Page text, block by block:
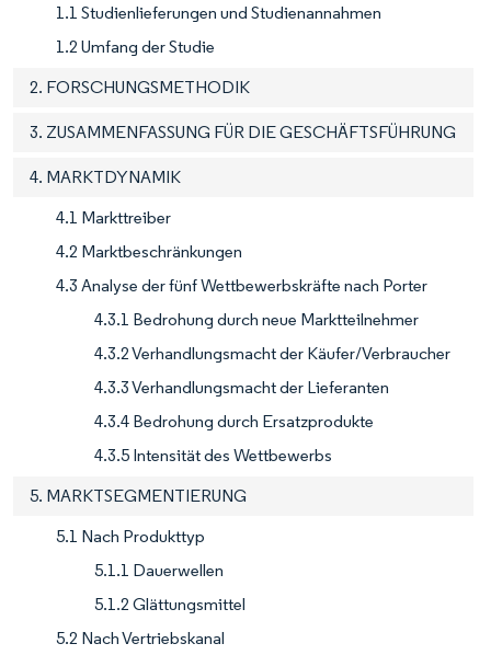
1.1 Studienlieferungen und Studienannahmen
1.2 Umfang der Studie
2. FORSCHUNGSMETHODIK
3. ZUSAMMENFASSUNG FÜR DIE GESCHÄFTSFÜHRUNG
4. MARKTDYNAMIK
4.1 Markttreiber
4.2 Marktbeschränkungen
4.3 Analyse der fünf Wettbewerbskräfte nach Porter
4.3.1 Bedrohung durch neue Marktteilnehmer
4.3.2 Verhandlungsmacht der Käufer/Verbraucher
4.3.3 Verhandlungsmacht der Lieferanten
4.3.4 Bedrohung durch Ersatzprodukte
4.3.5 Intensität des Wettbewerbs
5. MARKTSEGMENTIERUNG
5.1 Nach Produkttyp
5.1.1 Dauerwellen
5.1.2 Glättungsmittel
5.2 Nach Vertriebskanal